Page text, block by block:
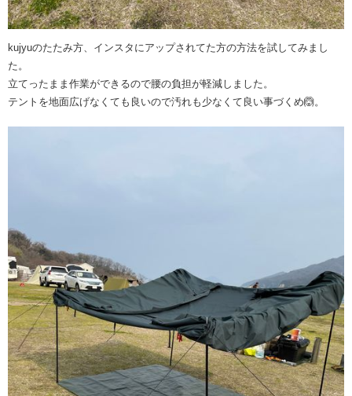
kujyuのたたみ方、インスタにアップされてた方の方法を試してみまし
た。
立てったまま作業ができるので腰の負担が軽減しました。
テントを地面広げなくても良いので汚れも少なくて良い事づくめ🙆。